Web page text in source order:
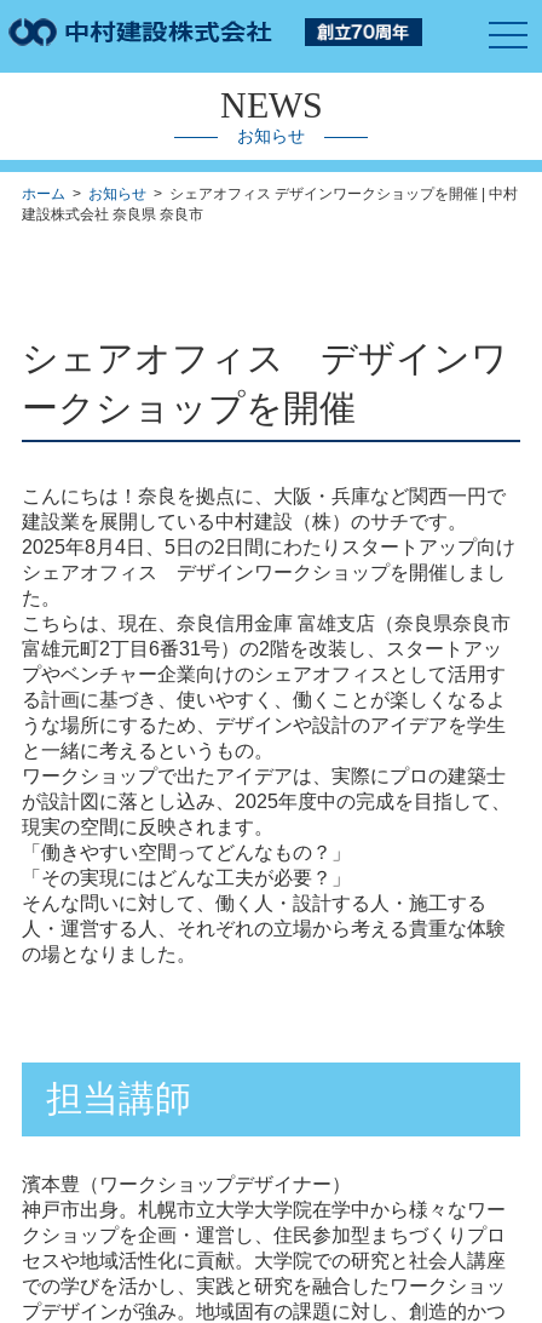
NEWS
お知らせ
ホーム > お知らせ> シェアオフィス デザインワークショップを開催 | 中村
建設株式会社 奈良県 奈良市
シェアオフィス デザインワ
ークショップを開催
こんにちは！奈良を拠点に、大阪・兵庫など関西一円で
建設業を展開している中村建設（株）のサチです。
2025年8月4日、5日の2日間にわたりスタートアップ向け
シェアオフィス デザインワークショップを開催しまし
た。
こちらは、現在、奈良信用金庫 富雄支店（奈良県奈良市
富雄元町2丁目6番31号）の2階を改装し、スタートアッ
プやベンチャー企業向けのシェアオフィスとして活用す
る計画に基づき、使いやすく、働くことが楽しくなるよ
うな場所にするため、デザインや設計のアイデアを学生
と一緒に考えるというもの。
ワークショップで出たアイデアは、実際にプロの建築士
が設計図に落とし込み、2025年度中の完成を目指して、
現実の空間に反映されます。
「働きやすい空間ってどんなもの？」
「その実現にはどんな工夫が必要？」
そんな問いに対して、働く人・設計する人・施工する
人・運営する人、それぞれの立場から考える貴重な体験
の場となりました。
担当講師
濱本豊（ワークショップデザイナー）
神戸市出身。札幌市立大学大学院在学中から様々なワー
クショップを企画・運営し、住民参加型まちづくりプロ
セスや地域活性化に貢献。大学院での研究と社会人講座
での学びを活かし、実践と研究を融合したワークショッ
プデザインが強み。地域固有の課題に対し、創造的かつ